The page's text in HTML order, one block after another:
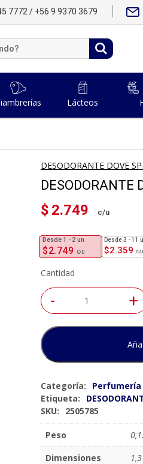
7772 / +56 9 9370 3679
Lácteos
DESODORANTE DOVE
DESODORANTE
$ 2.749
$2.749
1 - 2 un
$2.359
3 - 11
Cantidad
- +
Categoría:
Perfumería
Etiqueta:
SKU:
2505785
Peso
Dimensiones